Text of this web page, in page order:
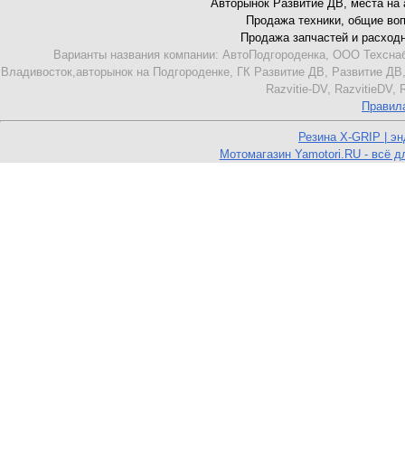
Авторынок Развитие ДВ, места на
Продажа техники, общие
Продажа запчастей и
Варианты названия компании: АвтоПодгороденка, ООО
Владивосток,авторынок на Подгороденке, ГК Развитие ДВ,
Razvitie-DV, RazvitieDV,
Резина X-GRIP |
Мотомагазин Yamotori.RU - всё